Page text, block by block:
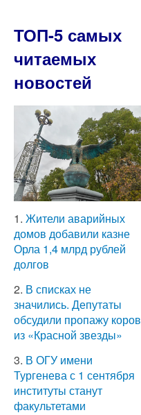
ТОП-5 самых
читаемых
новостей
1. Жители аварийных
домов добавили казне
Орла 1,4 млрд рублей
долгов
2. В списках не
значились. Депутаты
обсудили пропажу коров
из «Красной звезды»
3. В ОГУ имени
Тургенева с 1 сентября
институты станут
факультетами